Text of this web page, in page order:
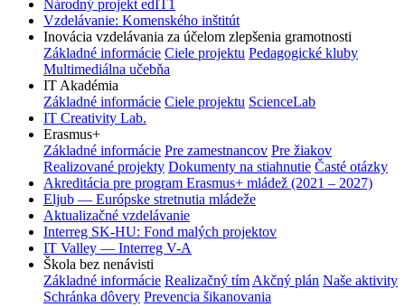
Národný projekt edIT1
Vzdelávanie: Komenského inštitút
Inovácia vzdelávania za účelom zlepšenia gramotnosti
Základné informácie Ciele projektu Pedagogické kluby
Multimediálna učebňa
IT Akadémia
Základné informácie Ciele projektu ScienceLab
IT Creativity Lab.
Erasmus+
Základné informácie Pre zamestnancov Pre žiakov
Realizované projekty Dokumenty na stiahnutie Časté otázky
Akreditácia pre program Erasmus+ mládež (2021 – 2027)
Eljub — Európske stretnutia mládeže
Aktualizačné vzdelávanie
Interreg SK-HU: Fond malých projektov
IT Valley — Interreg V-A
Škola bez nenávisti
Základné informácie Realizačný tím Akčný plán Naše aktivity
Schránka dôvery Prevencia šikanovania